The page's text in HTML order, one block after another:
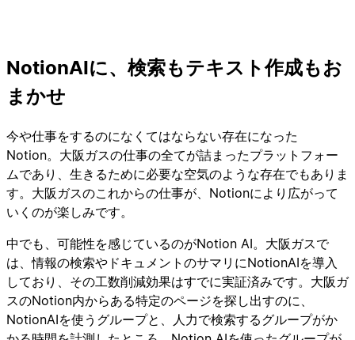
NotionAIに、検索もテキスト作成もお
まかせ
今や仕事をするのになくてはならない存在になった
Notion。大阪ガスの仕事の全てが詰まったプラットフォー
ムであり、生きるために必要な空気のような存在でもありま
す。大阪ガスのこれからの仕事が、Notionにより広がって
いくのが楽しみです。
中でも、可能性を感じているのがNotion AI。大阪ガスで
は、情報の検索やドキュメントのサマリにNotionAIを導入
しており、その工数削減効果はすでに実証済みです。大阪ガ
スのNotion内からある特定のページを探し出すのに、
NotionAIを使うグループと、人力で検索するグループがか